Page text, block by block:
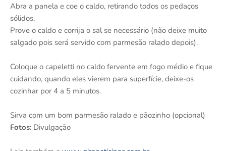
Abra a panela e coe o caldo, retirando todos os pedaços
sólidos.
Prove o caldo e corrija o sal se necessário (não deixe muito
salgado pois será servido com parmesão ralado depois).
Coloque o capeletti no caldo fervente em fogo médio e fique
cuidando, quando eles vierem para superfície, deixe-os
cozinhar por 4 a 5 minutos.
Sirva com um bom parmesão ralado e pãozinho (opcional)
Fotos: Divulgação